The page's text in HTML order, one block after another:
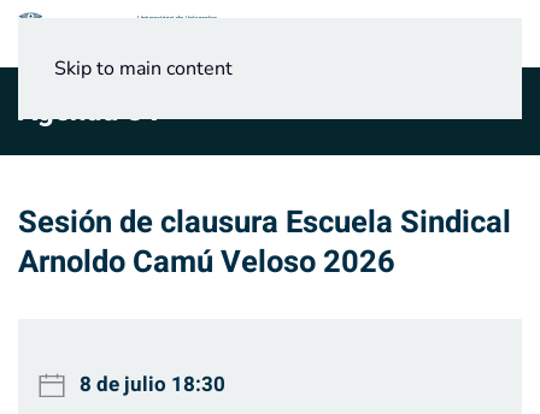
Skip to main content
Agenda UV
Sesión de clausura Escuela Sindical
Arnoldo Camú Veloso 2026
8 de julio 18:30